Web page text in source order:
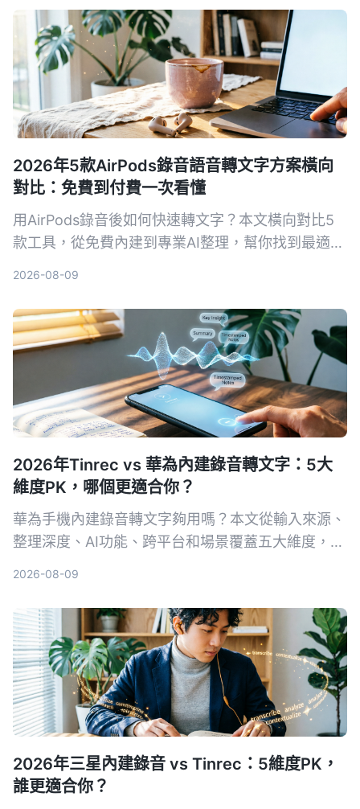
2026年5款AirPods錄音語音轉文字方案橫向
對比：免費到付費一次看懂
用AirPods錄音後如何快速轉文字？本文橫向對比5
款工具，從免費內建到專業AI整理，幫你找到最適合
2026-08-09
2026年Tinrec vs 華為內建錄音轉文字：5大
維度PK，哪個更適合你？
華為手機內建錄音轉文字夠用嗎？本文從輸入來源、
整理深度、AI功能、跨平台和場景覆蓋五大維度，比
2026-08-09
2026年三星內建錄音 vs Tinrec：5維度PK，
誰更適合你？